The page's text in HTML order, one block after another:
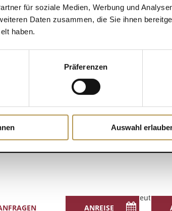
für soziale Medien, Werbung und
Daten zusammen, die Sie ihnen
haben.
Präferenzen
Auswahl
Zum Kalender hinzufügen
8
Deutsch